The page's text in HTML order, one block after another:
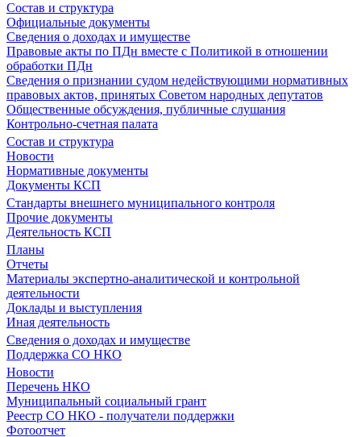
Состав и структура
Официальные документы
Сведения о доходах и имуществе
Правовые акты по ПДн вместе с Политикой в отношении
обработки ПДн
Сведения о признании судом недействующими нормативных
правовых актов, принятых Советом народных депутатов
Общественные обсуждения, публичные слушания
Контрольно-счетная палата
Состав и структура
Новости
Нормативные документы
Документы КСП
Стандарты внешнего муниципального контроля
Прочие документы
Деятельность КСП
Планы
Отчеты
Материалы экспертно-аналитической и контрольной
деятельности
Доклады и выступления
Иная деятельность
Сведения о доходах и имуществе
Поддержка СО НКО
Новости
Перечень НКО
Муниципальный социальный грант
Реестр СО НКО - получатели поддержки
Фотоотчет